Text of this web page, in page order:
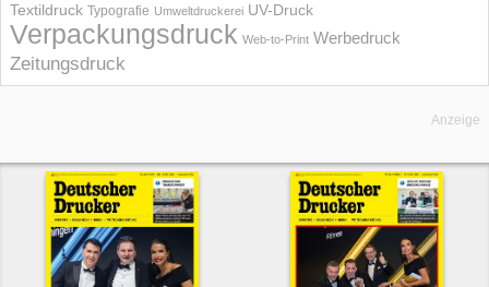
Textildruck Typografie Umweltdruckerei UV-Druck
Verpackungsdruck Web-to-Print Werbedruck
Zeitungsdruck
Anzeige